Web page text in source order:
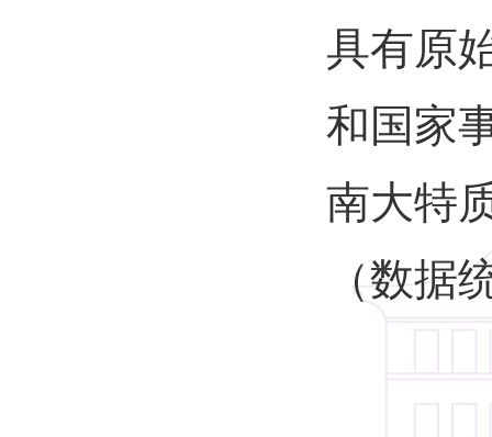
具有原
和国家
南大特
（数据